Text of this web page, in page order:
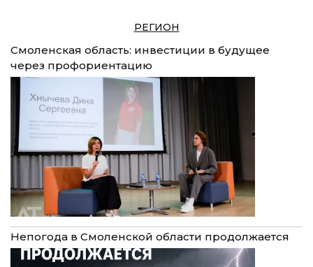
РЕГИОН
Смоленская область: инвестиции в будущее
через профориентацию
Непогода в Смоленской области продолжается